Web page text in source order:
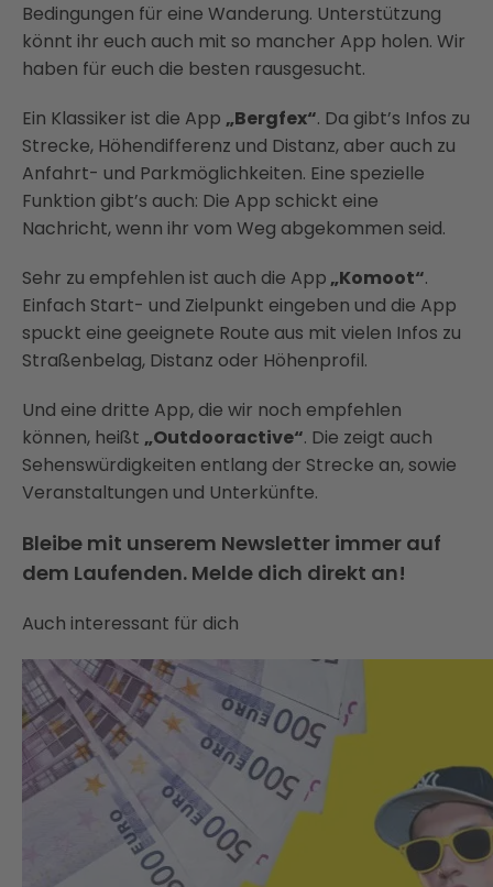
Bedingungen für eine Wanderung. Unterstützung
könnt ihr euch auch mit so mancher App holen. Wir
haben für euch die besten rausgesucht.
Ein Klassiker ist die App „Bergfex“. Da gibt’s Infos zu
Strecke, Höhendifferenz und Distanz, aber auch zu
Anfahrt- und Parkmöglichkeiten. Eine spezielle
Funktion gibt’s auch: Die App schickt eine
Nachricht, wenn ihr vom Weg abgekommen seid.
Sehr zu empfehlen ist auch die App „Komoot“.
Einfach Start- und Zielpunkt eingeben und die App
spuckt eine geeignete Route aus mit vielen Infos zu
Straßenbelag, Distanz oder Höhenprofil.
Und eine dritte App, die wir noch empfehlen
können, heißt „Outdooractive“. Die zeigt auch
Sehenswürdigkeiten entlang der Strecke an, sowie
Veranstaltungen und Unterkünfte.
Bleibe mit unserem Newsletter immer auf
dem Laufenden. Melde dich direkt an!
Auch interessant für dich